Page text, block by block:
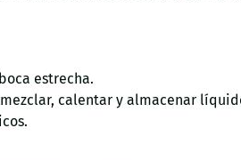
estrecha.
calentar y almacenar